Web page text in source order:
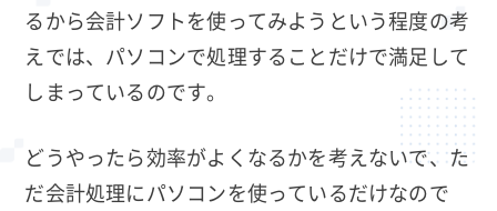
るから会計ソフトを使ってみようという程度の考
えでは、パソコンで処理することだけで満足して
しまっているのです。
どうやったら効率がよくなるかを考えないで、た
だ会計処理にパソコンを使っているだけなので